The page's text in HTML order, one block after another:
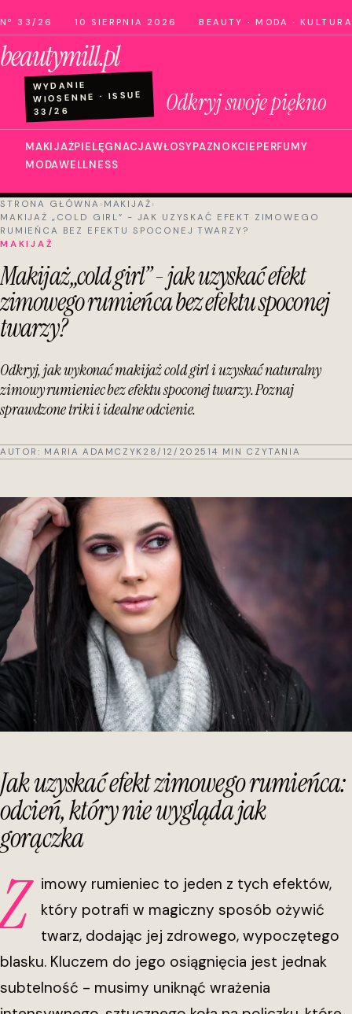
Nº 33/26 10 SIERPNIA 2026 BEAUTY · MODA · KULTURA
beautymill.pl
WYDANIE
WIOSENNE · ISSUE
33/26 Odkryj swoje piękno
MAKIJAŻPIELĘGNACJAWŁOSYPAZNOKCIEPERFUMY
MODAWELLNESS
STRONA GŁÓWNA › MAKIJAŻ ›
MAKIJAŻ „COLD GIRL” - JAK UZYSKAĆ EFEKT ZIMOWEGO
RUMIEŃCA BEZ EFEKTU SPOCONEJ TWARZY?
MAKIJAŻ
Makijaż „cold girl” - jak uzyskać efekt
zimowego rumieńca bez efektu spoconej
twarzy?
Odkryj, jak wykonać makijaż cold girl i uzyskać naturalny
zimowy rumieniec bez efektu spoconej twarzy. Poznaj
sprawdzone triki i idealne odcienie.
AUTOR: MARIA ADAMCZYK 28/12/2025 14 MIN CZYTANIA
Jak uzyskać efekt zimowego rumieńca:
odcień, który nie wygląda jak
gorączka
Z
imowy rumieniec to jeden z tych efektów,
który potrafi w magiczny sposób ożywić
twarz, dodając jej zdrowego, wypoczętego
blasku. Kluczem do jego osiągnięcia jest jednak
subtelność - musimy uniknąć wrażenia